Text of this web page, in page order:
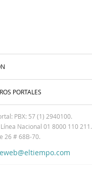
PORTALES
PBX: 57 (1) 2940100.
Nacional 01 8000 110 211.
26 # 68B-70.